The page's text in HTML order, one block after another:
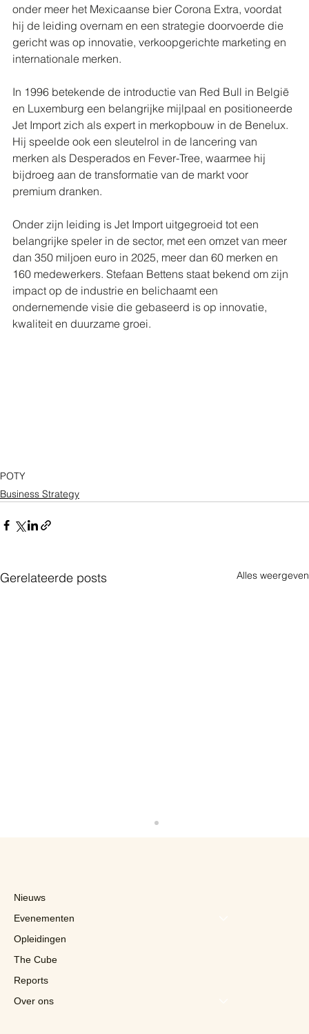
onder meer het Mexicaanse bier Corona Extra, voordat
hij de leiding overnam en een strategie doorvoerde die
gericht was op innovatie, verkoopgerichte marketing en
internationale merken.
In 1996 betekende de introductie van Red Bull in België
en Luxemburg een belangrijke mijlpaal en positioneerde
Jet Import zich als expert in merkopbouw in de Benelux.
Hij speelde ook een sleutelrol in de lancering van
merken als Desperados en Fever-Tree, waarmee hij
bijdroeg aan de transformatie van de markt voor
premium dranken.
Onder zijn leiding is Jet Import uitgegroeid tot een
belangrijke speler in de sector, met een omzet van meer
dan 350 miljoen euro in 2025, meer dan 60 merken en
160 medewerkers. Stefaan Bettens staat bekend om zijn
impact op de industrie en belichaamt een
ondernemende visie die gebaseerd is op innovatie,
kwaliteit en duurzame groei.
POTY
Business Strategy
Gerelateerde posts Alles weergeven
Stefanie en Evelyn Denys, co-CEO van
Délino, zijn genomineerden voor de
Nieuws
Evenementen
Opleidingen
The Cube
Reports
Over ons